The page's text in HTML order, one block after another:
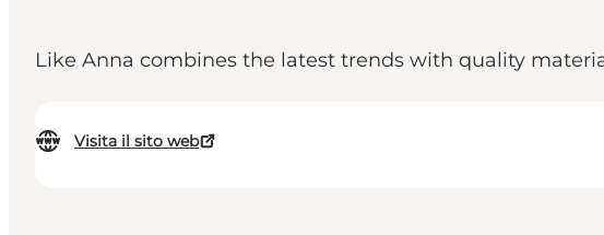
Like Anna combines the latest trends with quality
Visita il sito web